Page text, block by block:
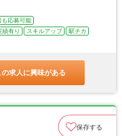
も応募可能
績有り スキルアップ
駅チカ
の求人に興味がある
保存する